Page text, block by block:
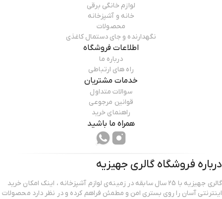
لوازم خانگی برقی
خانه و آشپزخانه
محصولات
نگهدارنده و جای دستمال کاغذی
اطلاعات فروشگاه
درباره ما
راه های ارتباطی
خدمات مشتریان
سوالات متداول
قوانین مرجوعی
راهنمای خرید
همراه ما باشید
درباره فروشگاه گالری جهیزیه
گالری جهیزیه با 25 سال سابقه در زمینه‌ی لوازم آشپزخانه ، اینک امکان خرید
اینترنتی آسان را روی بستری امن و مطمئن فراهم کرده و در نظر دارد محصولات